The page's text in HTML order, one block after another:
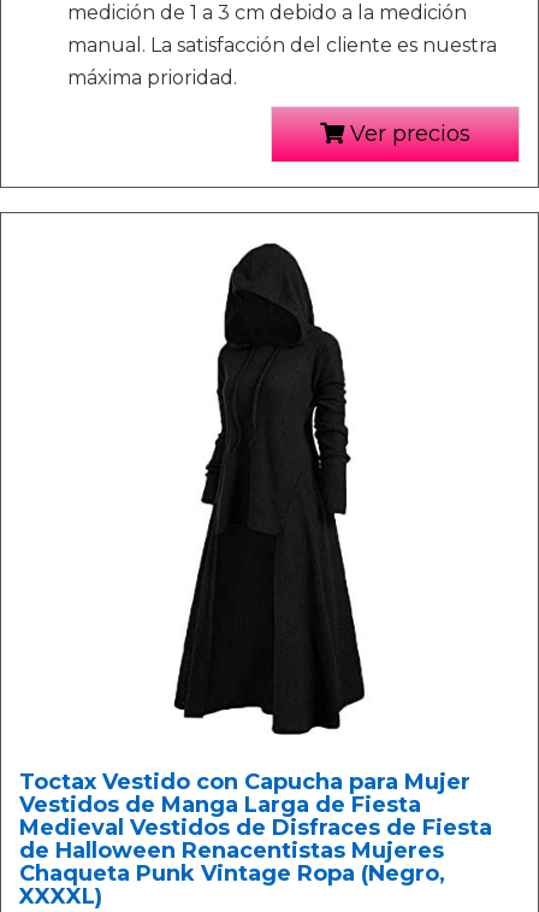
medición de 1 a 3 cm debido a la medición
manual. La satisfacción del cliente es nuestra
máxima prioridad.
Ver precios
Toctax Vestido con Capucha para Mujer
Vestidos de Manga Larga de Fiesta
Medieval Vestidos de Disfraces de Fiesta
de Halloween Renacentistas Mujeres
Chaqueta Punk Vintage Ropa (Negro,
XXXXL)